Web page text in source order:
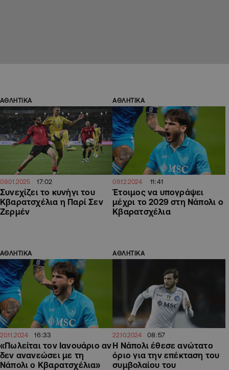
ΑΘΛΗΤΙΚΑ
09.01.2025 17:02
Συνεχίζει το κυνήγι του
Κβαρατσχέλια η Παρί Σεν
Ζερμέν
ΑΘΛΗΤΙΚΑ
09.12.2024 11:41
Έτοιμος να υπογράψει
μέχρι το 2029 στη Νάπολι ο
Κβαρατσχέλια
ΑΘΛΗΤΙΚΑ
20.11.2024 16:33
«Πωλείται τον Ιανουάριο αν
δεν ανανεώσει με τη
Νάπολι ο Κβαρατσχέλια»
ΑΘΛΗΤΙΚΑ
22.10.2024 08:57
Η Νάπολι έθεσε ανώτατο
όριο για την επέκταση του
συμβολαίου του